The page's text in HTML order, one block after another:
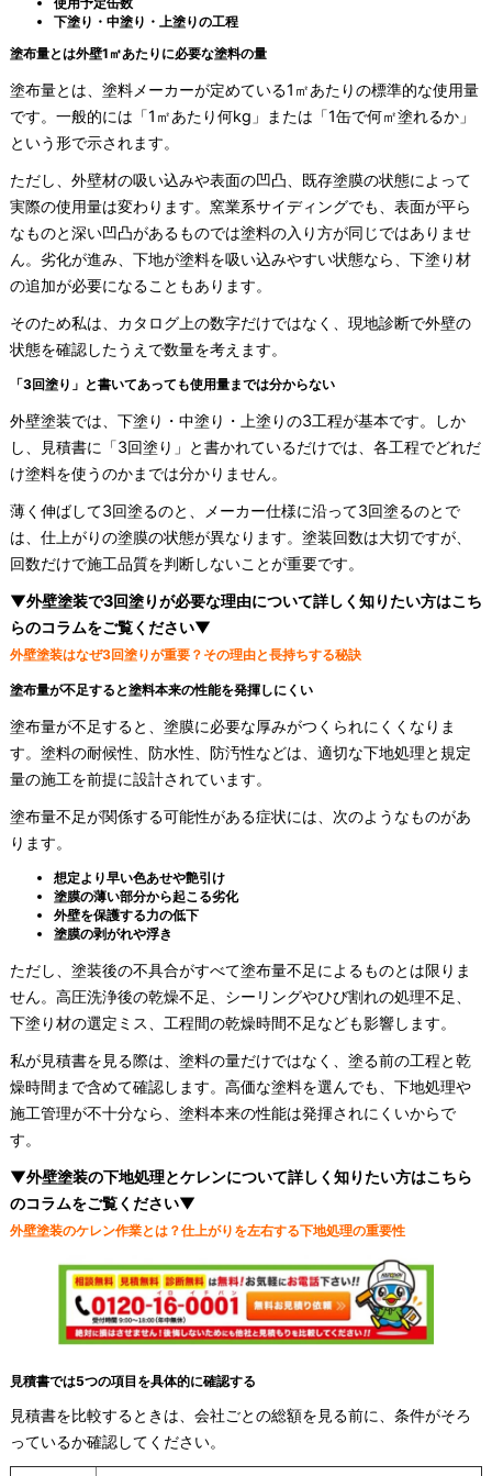
下塗り・中塗り・上塗りの工程
塗布量とは外壁1㎡あたりに必要な塗料の量
塗布量とは、塗料メーカーが定めている1㎡あたりの標準的な使用量
です。一般的には「1㎡あたり何kg」または「1缶で何㎡塗れるか」
という形で示されます。
ただし、外壁材の吸い込みや表面の凹凸、既存塗膜の状態によって
実際の使用量は変わります。窯業系サイディングでも、表面が平ら
なものと深い凹凸があるものでは塗料の入り方が同じではありませ
ん。劣化が進み、下地が塗料を吸い込みやすい状態なら、下塗り材
の追加が必要になることもあります。
そのため私は、カタログ上の数字だけではなく、現地診断で外壁の
状態を確認したうえで数量を考えます。
「3回塗り」と書いてあっても使用量までは分からない
外壁塗装では、下塗り・中塗り・上塗りの3工程が基本です。しか
し、見積書に「3回塗り」と書かれているだけでは、各工程でどれだ
け塗料を使うのかまでは分かりません。
薄く伸ばして3回塗るのと、メーカー仕様に沿って3回塗るのとで
は、仕上がりの塗膜の状態が異なります。塗装回数は大切ですが、
回数だけで施工品質を判断しないことが重要です。
▼外壁塗装で3回塗りが必要な理由について詳しく知りたい方はこち
らのコラムをご覧ください▼
外壁塗装はなぜ3回塗りが重要？その理由と長持ちする秘訣
塗布量が不足すると塗料本来の性能を発揮しにくい
塗布量が不足すると、塗膜に必要な厚みがつくられにくくなりま
す。塗料の耐候性、防水性、防汚性などは、適切な下地処理と規定
量の施工を前提に設計されています。
塗布量不足が関係する可能性がある症状には、次のようなものがあ
ります。
想定より早い色あせや艶引け
塗膜の薄い部分から起こる劣化
外壁を保護する力の低下
塗膜の剥がれや浮き
ただし、塗装後の不具合がすべて塗布量不足によるものとは限りま
せん。高圧洗浄後の乾燥不足、シーリングやひび割れの処理不足、
下塗り材の選定ミス、工程間の乾燥時間不足なども影響します。
私が見積書を見る際は、塗料の量だけではなく、塗る前の工程と乾
燥時間まで含めて確認します。高価な塗料を選んでも、下地処理や
施工管理が不十分なら、塗料本来の性能は発揮されにくいからで
す。
▼外壁塗装の下地処理とケレンについて詳しく知りたい方はこちら
のコラムをご覧ください▼
外壁塗装のケレン作業とは？仕上がりを左右する下地処理の重要性
見積書では5つの項目を具体的に確認する
見積書を比較するときは、会社ごとの総額を見る前に、条件がそろ
っているか確認してください。